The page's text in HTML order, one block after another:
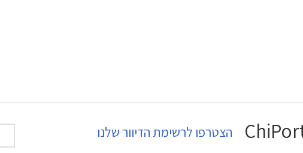
הצטרפו לרשימת הדיוור שלנו